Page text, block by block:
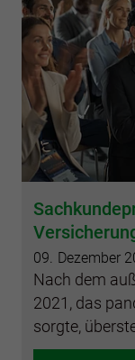
09. Dezember
Nach dem
2021, das
sorgte,